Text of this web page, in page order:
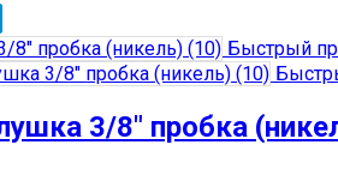
Быстрый
3/8″ пробка